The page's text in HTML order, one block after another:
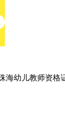
海幼儿教师资格